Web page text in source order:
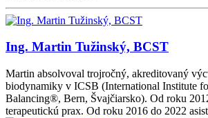
Ing. Martin Tužinský, BCST
Martin absolvoval trojročný, akreditovaný
biodynamiky v ICSB (International Institute
Balancing®, Bern, Švajčiarsko). Od roku
terapeutickú prax. Od roku 2016 do 2022